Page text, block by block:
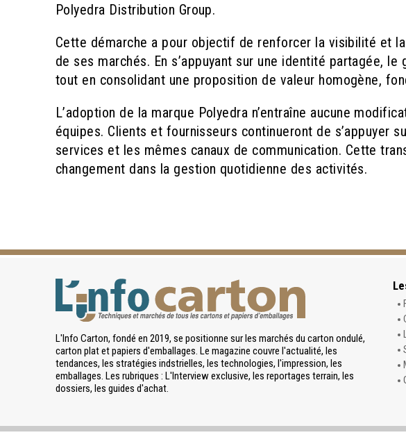
Polyedra Distribution Group.
Cette démarche a pour objectif de renforcer la visibilité et
de ses marchés. En s’appuyant sur une identité partagée, le
tout en consolidant une proposition de valeur homogène,
L’adoption de la marque Polyedra n’entraîne aucune
équipes. Clients et fournisseurs continueront de s’appuyer
services et les mêmes canaux de communication. Cette
changement dans la gestion quotidienne des activités.
L'Info Carton, fondé en 2019, se positionne sur les marchés du carton ondulé,
carton plat et papiers d'emballages. Le magazine couvre l'actualité, les
tendances, les stratégies indstrielles, les technologies, l'impression, les
emballages. Les rubriques : L'Interview exclusive, les reportages terrain, les
dossiers, les guides d'achat.